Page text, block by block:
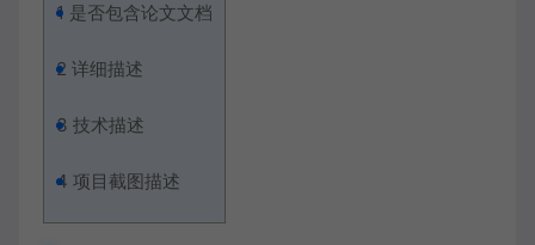
1 是否包含论文文档
2 详细描述
3 技术描述
4 项目截图描述